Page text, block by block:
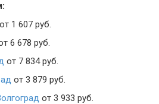
от 1 607 руб.
6 678 руб.
от 7 834 руб.
от 3 879 руб.
от 3 933 руб.